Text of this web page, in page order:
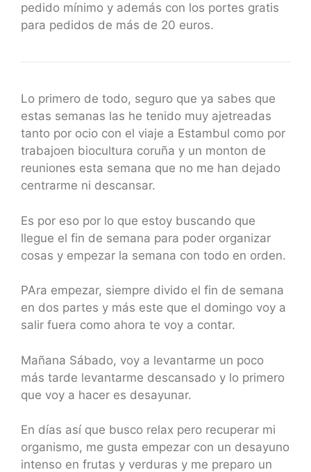
pedido mínimo y además con los portes gratis
para pedidos de más de 20 euros.
Lo primero de todo, seguro que ya sabes que
estas semanas las he tenido muy ajetreadas
tanto por ocio con el viaje a Estambul como por
trabajoen biocultura coruña y un monton de
reuniones esta semana que no me han dejado
centrarme ni descansar.
Es por eso por lo que estoy buscando que
llegue el fin de semana para poder organizar
cosas y empezar la semana con todo en orden.
PAra empezar, siempre divido el fin de semana
en dos partes y más este que el domingo voy a
salir fuera como ahora te voy a contar.
Mañana Sábado, voy a levantarme un poco
más tarde levantarme descansado y lo primero
que voy a hacer es desayunar.
En días así que busco relax pero recuperar mi
organismo, me gusta empezar con un desayuno
intenso en frutas y verduras y me preparo un